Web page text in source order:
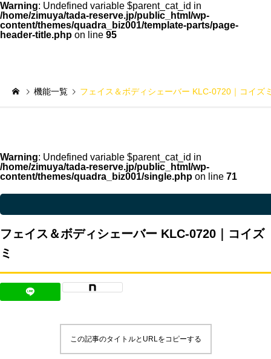
Warning: Undefined variable $parent_cat_id in
/home/zimuya/tada-reserve.jp/public_html/wp-
content/themes/quadra_biz001/template-parts/page-
header-title.php on line 95
機能一覧 フェイス＆ボディシェーバー KLC-0720｜コイズ
Warning: Undefined variable $parent_cat_id in
/home/zimuya/tada-reserve.jp/public_html/wp-
content/themes/quadra_biz001/single.php on line 71
: Undefined variable $parent_cat_name in /home/zimuya/tada-
フェイス＆ボディシェーバー KLC-0720｜コイズ
ミ
この記事のタイトルとURLをコピーする